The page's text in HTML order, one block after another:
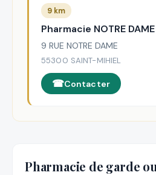
9 km
Pharmacie NOTRE DAME
9 RUE NOTRE DAME
55300 SAINT-MIHIEL
Contacter
Pharmacie de garde